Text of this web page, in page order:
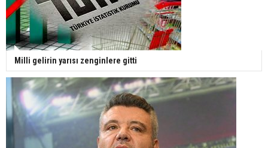
Milli gelirin yarısı zenginlere gitti